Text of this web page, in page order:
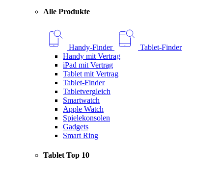
Alle Produkte
Handy-Finder
Tablet-Finder
Handy mit Vertrag
iPad mit Vertrag
Tablet mit Vertrag
Tablet-Finder
Tabletvergleich
Smartwatch
Apple Watch
Spielekonsolen
Gadgets
Smart Ring
Tablet Top 10